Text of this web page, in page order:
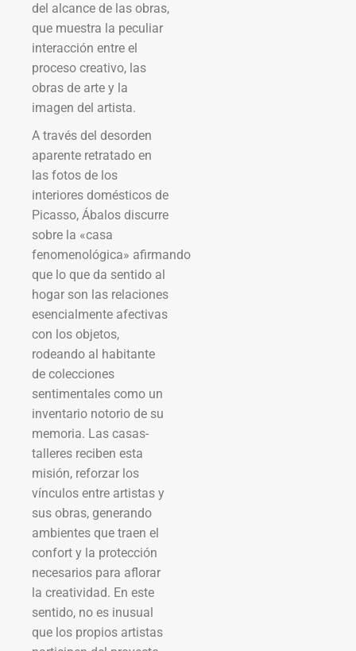
del alcance de las obras,
que muestra la peculiar
interacción entre el
proceso creativo, las
obras de arte y la
imagen del artista.
A través del desorden
aparente retratado en
las fotos de los
interiores domésticos de
Picasso, Ábalos discurre
sobre la «casa
fenomenológica» afirmando
que lo que da sentido al
hogar son las relaciones
esencialmente afectivas
con los objetos,
rodeando al habitante
de colecciones
sentimentales como un
inventario notorio de su
memoria. Las casas-
talleres reciben esta
misión, reforzar los
vínculos entre artistas y
sus obras, generando
ambientes que traen el
confort y la protección
necesarios para aflorar
la creatividad. En este
sentido, no es inusual
que los propios artistas